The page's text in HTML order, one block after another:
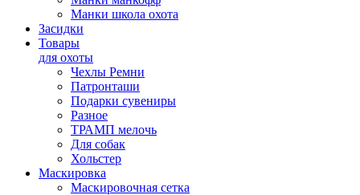
Манки школа охота
Засидки
Товары
для охоты
Чехлы Ремни
Патронташи
Подарки сувениры
Разное
ТРАМП мелочь
Для собак
Хольстер
Маскировка
Маскировочная сетка